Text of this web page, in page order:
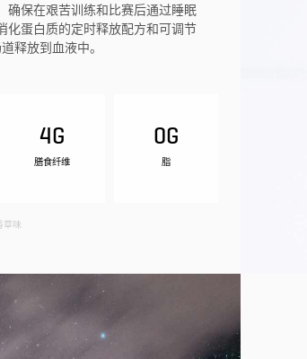
确保在艰苦训练和比赛后通过睡眠
化蛋白质的定时释放配方和可调节
释放到血液中。
4G
膳食纤维
0G
脂
草味